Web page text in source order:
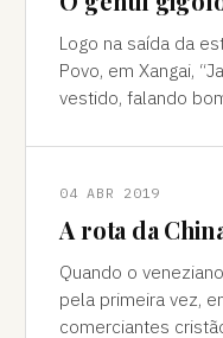
Logo na saída da
Povo, em Xangai,
vestido, falando
04 ABR 2019
A rota da
Quando o
pela primeira vez,
comerciantes